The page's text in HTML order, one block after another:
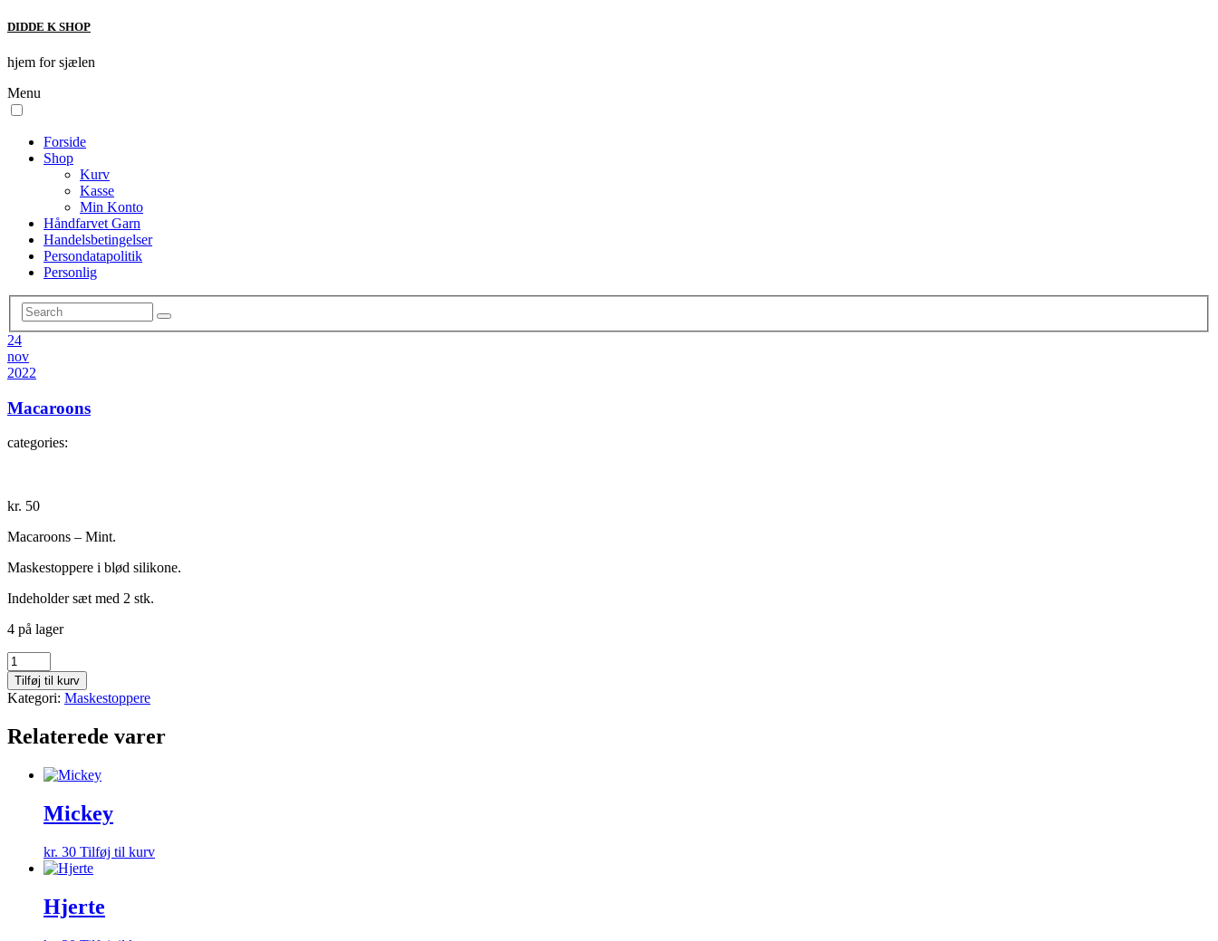
DIDDE K SHOP
hjem for sjælen
Menu
Forside
Shop
Kurv
Kasse
Min Konto
Håndfarvet Garn
Handelsbetingelser
Persondatapolitik
Personlig
24
nov
2022
Macaroons
categories:
kr. 50
Macaroons – Mint.
Maskestoppere i blød silikone.
Indeholder sæt med 2 stk.
4 på lager
Macaroons
antal
Tilføj til kurv
Kategori: Maskestoppere
Relaterede varer
Mickey
kr. 30 Tilføj til kurv
Hjerte